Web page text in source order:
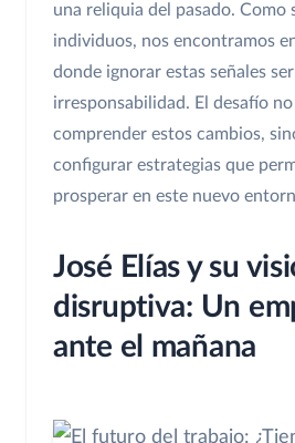
una reliquia del pasado. Como
individuos, nos encontramos
donde ignorar estas señales
irresponsabilidad. El desafío
comprender estos cambios,
configurar estrategias que
prosperar en este nuevo
José Elías y su
disruptiva: Un
ante el mañana